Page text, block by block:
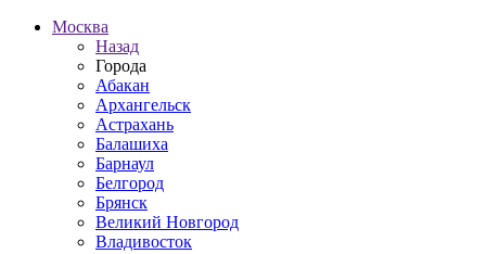
Москва
Назад
Города
Абакан
Архангельск
Астрахань
Балашиха
Барнаул
Белгород
Брянск
Великий Новгород
Владивосток